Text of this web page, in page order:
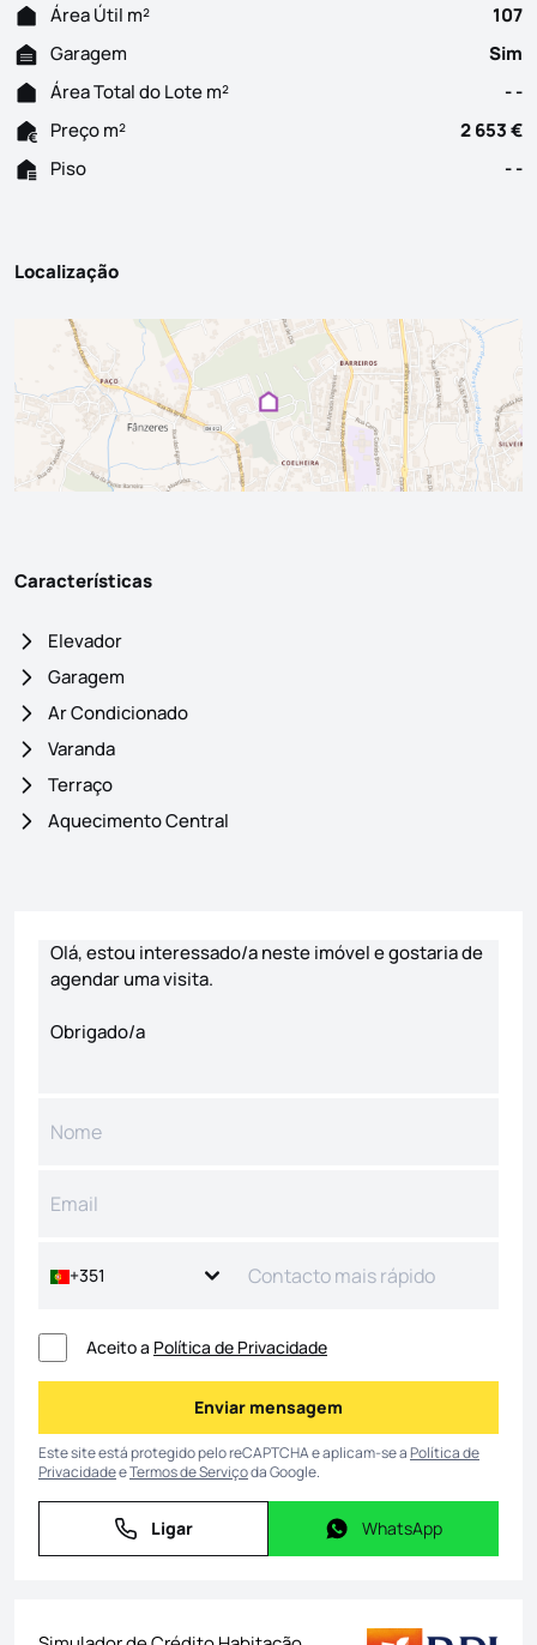
Área Útil m²
107
Garagem
Sim
Área Total do Lote m²
- -
Preço m²
2 653 €
Piso
- -
Localização
Características
Elevador
Garagem
Ar Condicionado
Varanda
Terraço
Aquecimento Central
+351
Aceito a Política de Privacidade
Enviar mensagem
Enviar mensagem
Este site está protegido pelo reCAPTCHA e aplicam-se aPolítica de
PrivacidadeeTermos de Serviçoda Google.
Ligar
Ligar WhatsApp
WhatsApp